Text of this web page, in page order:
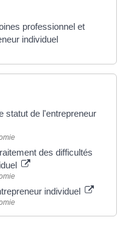
professionnel et
individuel
statut de l'entrepreneur
des difficultés
individuel